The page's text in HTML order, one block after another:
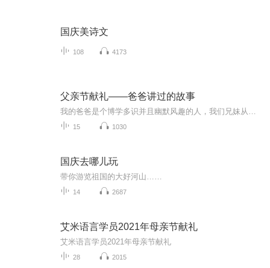
国庆美诗文
108 4173
父亲节献礼——爸爸讲过的故事
15 1030
国庆去哪儿玩
带你游览祖国的大好河山……
14 2687
艾米语言学员2021年母亲节献礼
艾米语言学员2021年母亲节献礼
28 2015